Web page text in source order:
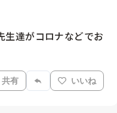
生達がコロナなどでお
共有 いいね